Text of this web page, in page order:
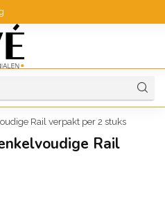
Rail verpakt per 2 stuks
Rail